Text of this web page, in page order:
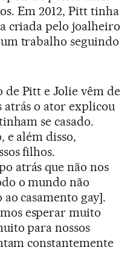
Em 2012, Pitt tinha
criada pelo joalheiro
trabalho seguindo
de Pitt e Jolie vêm de
atrás o ator explicou
se casado.
e além disso,
filhos.
atrás que não nos
o mundo não
ao casamento gay].
esperar muito
para nossos
constantemente